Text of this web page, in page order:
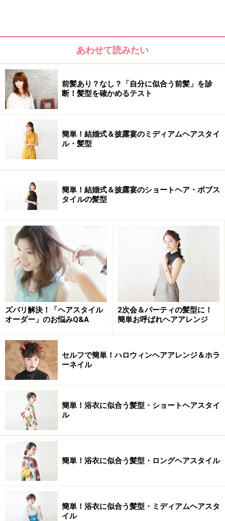
あわせて読みたい
前髪あり？なし？「自分に似合う前髪」を診
断！髪型を確かめるテスト
簡単！結婚式＆披露宴のミディアムヘアスタイ
ル・髪型
簡単！結婚式＆披露宴のショートヘア・ボブス
タイルの髪型
ズバリ解決！「ヘアスタイル
オーダー」のお悩みQ&A
2次会＆パーティの髪型に！
簡単お呼ばれヘアアレンジ
セルフで簡単！ハロウィンヘアアレンジ＆ホラ
ーネイル
簡単！浴衣に似合う髪型・ショートヘアスタイ
ル
簡単！浴衣に似合う髪型・ロングヘアスタイル
簡単！浴衣に似合う髪型・ミディアムヘアスタ
イル